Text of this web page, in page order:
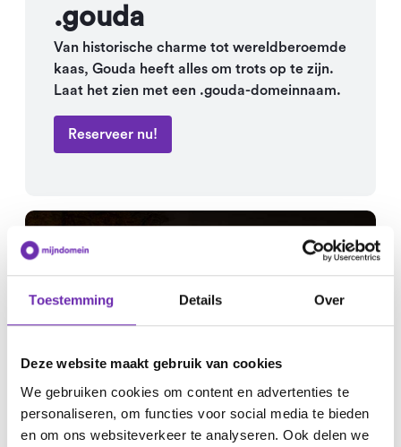
Toestemming Details Over
Deze website maakt gebruik van cookies
We gebruiken cookies om content en advertenties te
personaliseren, om functies voor social media te bieden
en om ons websiteverkeer te analyseren. Ook delen we
.gouda
Van historische charme tot wereldberoemde
kaas, Gouda heeft alles om trots op te zijn.
Laat het zien met een .gouda-domeinnaam.
Reserveer nu!
.groningen